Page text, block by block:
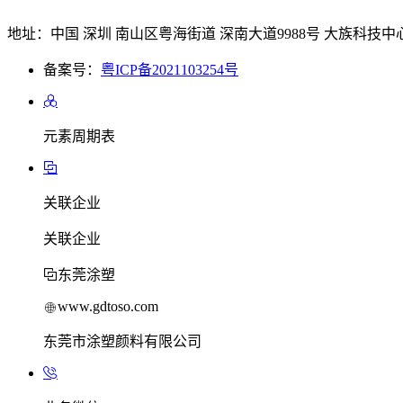
地址：中国 深圳 南山区粤海街道 深南大道9988号 大族科技中
备案号： 粤ICP备2021103254号
元素周期表
关联企业
关联企业
东莞涂塑
www.gdtoso.com
东莞市涂塑颜料有限公司